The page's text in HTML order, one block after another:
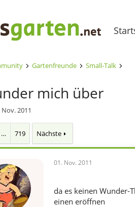
Gartenfreunde Small-Talk
mich über
Nov. 2011
… 719 Nächste
01. Nov. 2011
da es keinen
einen eröffnen